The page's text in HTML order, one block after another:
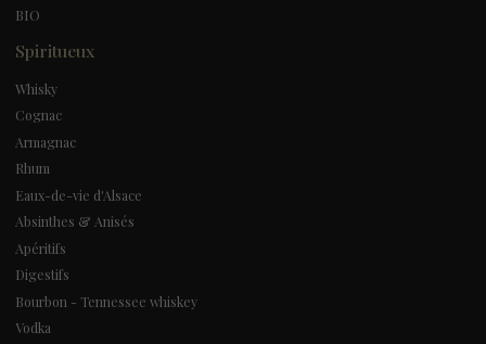
BIO
Spiritueux
Whisky
Cognac
Armagnac
Rhum
Eaux-de-vie d'Alsace
Absinthes & Anisés
Apéritifs
Digestifs
Bourbon - Tennessee whiskey
Vodka